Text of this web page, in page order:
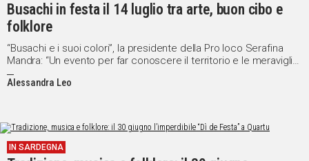
Busachi in festa il 14 luglio tra arte, buon cibo e
folklore
“Busachi e i suoi colori”, la presidente della Pro loco Serafina
Mandra: “Un evento per far conoscere il territorio e le meraviglie
che lo caratterizzano”
Alessandra Leo
IN SARDEGNA